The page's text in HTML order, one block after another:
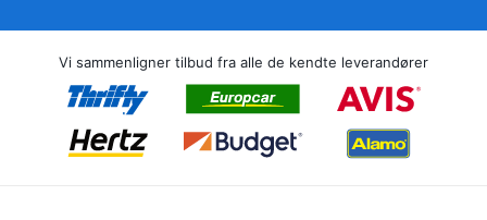
Vi sammenligner tilbud fra alle de kendte leverandører